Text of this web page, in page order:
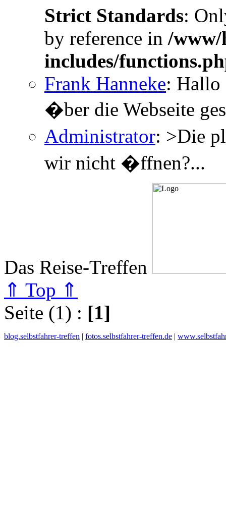
Strict Standards:
by reference in /www/
includes/
Frank Hanneke: Hallo
�ber die Webseite
Administrator: >Die
wir nicht �ffnen?...
Das Reise-Treffen
⇑ Top ⇑
Seite (1) : [1]
blog.selbstfahrer-treffen | fotos.selbstfahrer-treffen.de |